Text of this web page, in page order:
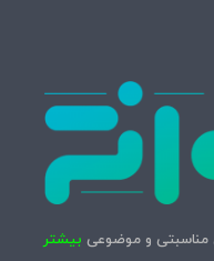
مناسبتی و موضوعی بیشتر